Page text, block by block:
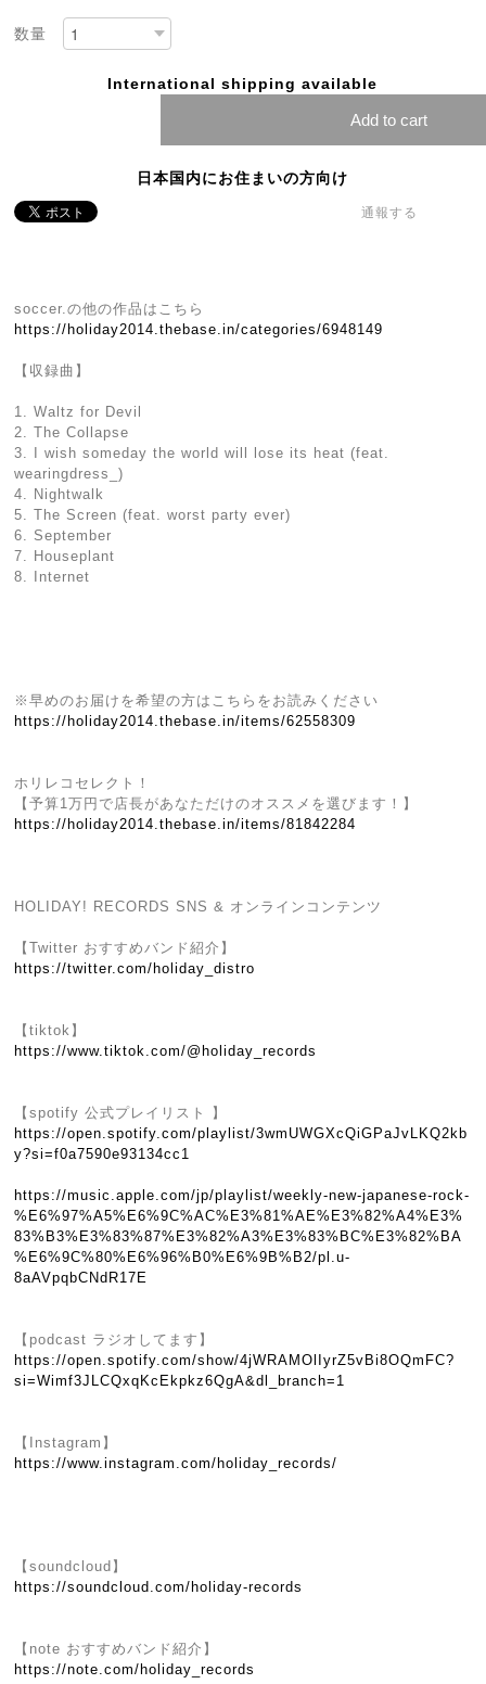
数量
International shipping available
Add to cart
日本国内にお住まいの方向け
通報する
soccer.の他の作品はこちら
https://holiday2014.thebase.in/categories/6948149
【収録曲】
1. Waltz for Devil
2. The Collapse
3. I wish someday the world will lose its heat (feat.
wearingdress_)
4. Nightwalk
5. The Screen (feat. worst party ever)
6. September
7. Houseplant
8. Internet
※早めのお届けを希望の方はこちらをお読みください
https://holiday2014.thebase.in/items/62558309
ホリレコセレクト！
【予算1万円で店長があなただけのオススメを選びます！】
https://holiday2014.thebase.in/items/81842284
HOLIDAY! RECORDS SNS & オンラインコンテンツ
【Twitter おすすめバンド紹介】
https://twitter.com/holiday_distro
【tiktok】
https://www.tiktok.com/@holiday_records
【spotify 公式プレイリスト 】
https://open.spotify.com/playlist/3wmUWGXcQiGPaJvLKQ2kb
y?si=f0a7590e93134cc1
https://music.apple.com/jp/playlist/weekly-new-japanese-rock-
%E6%97%A5%E6%9C%AC%E3%81%AE%E3%82%A4%E3%
83%B3%E3%83%87%E3%82%A3%E3%83%BC%E3%82%BA
%E6%9C%80%E6%96%B0%E6%9B%B2/pl.u-
8aAVpqbCNdR17E
【podcast ラジオしてます】
https://open.spotify.com/show/4jWRAMOlIyrZ5vBi8OQmFC?
si=Wimf3JLCQxqKcEkpkz6QgA&dl_branch=1
【Instagram】
https://www.instagram.com/holiday_records/
【soundcloud】
https://soundcloud.com/holiday-records
【note おすすめバンド紹介】
https://note.com/holiday_records